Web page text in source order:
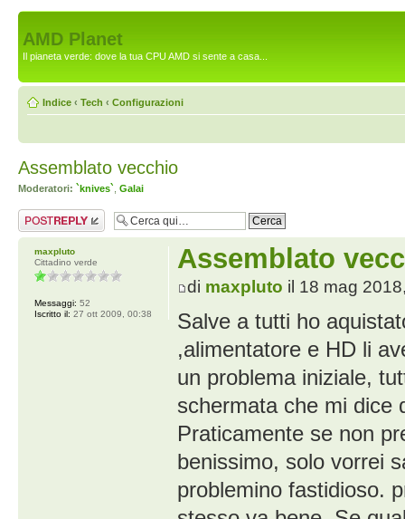
AMD Planet
Il pianeta verde: dove la tua CPU AMD si sente a casa...
Indice ‹ Tech ‹ Configurazioni
Assemblato vecchio
Moderatori: `knives` Galai
Rispondi al
messaggio
Assemblato
di maxpluto il 18 mag
Salve a tutti ho
,alimentatore e HD li
un problema iniziale,
schermata che mi dice
Praticamente se non
benissimo, solo vorrei
problemino fastidioso.
maxpluto
Cittadino verde
Messaggi: 52
Iscritto il: 27 ott 2009, 00:38